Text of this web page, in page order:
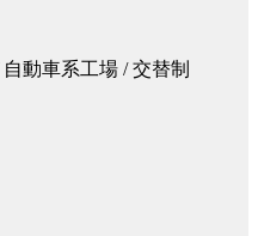
動車系工場 / 交替制